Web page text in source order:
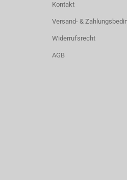
Kontakt
Versand- &
Widerrufsrecht
AGB